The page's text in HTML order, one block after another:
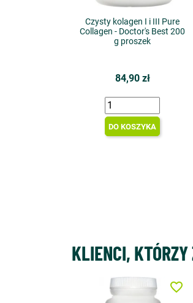
Czysty kolagen I i III Pure
Collagen - Doctor's Best 200
g proszek
84,90 zł
DO KOSZYKA
KLIENCI,
favorite_border